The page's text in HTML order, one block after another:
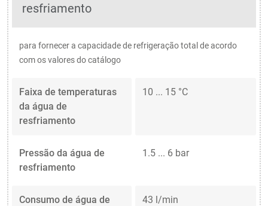
resfriamento
para fornecer a capacidade de refrigeração total de acordo
com os valores do catálogo
Faixa de temperaturas
da água de
resfriamento
10 ... 15 °C
Pressão da água de
resfriamento
1.5 ... 6 bar
Consumo de água de
43 l/min